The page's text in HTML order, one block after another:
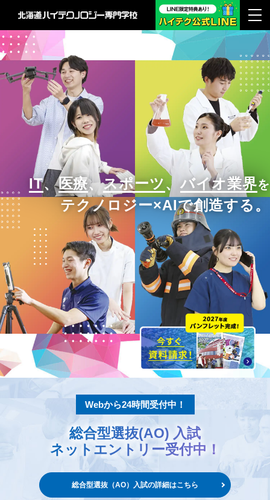
IT、医療、スポーツ、バイオ業界を
テクノロジー×AIで創造する。
Webから24時間受付中！
総合型選抜(AO) 入試
ネットエントリー受付中！
総合型選抜（AO）入試の詳細はこちら